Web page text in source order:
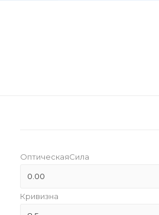
ОптическаяСила
0.00
-12.00
Кривизна